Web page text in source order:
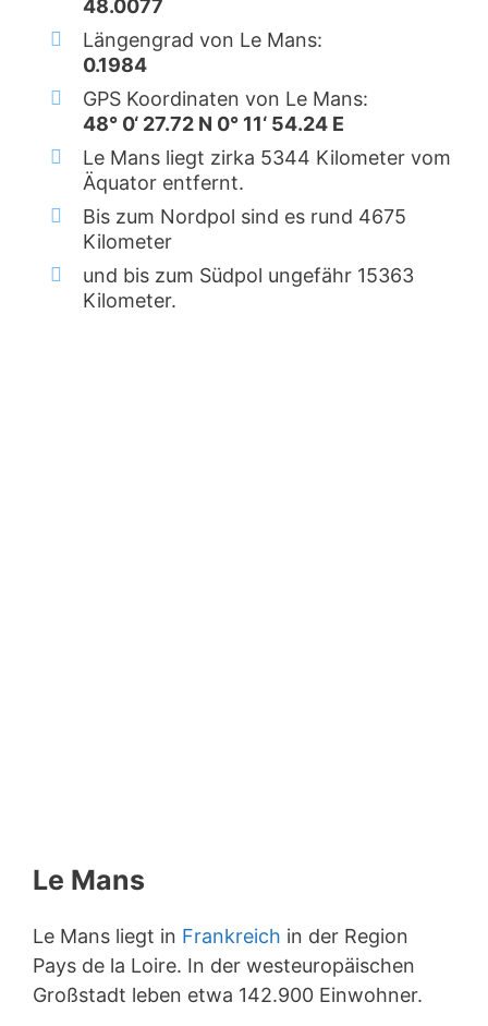
48.0077
Längengrad von Le Mans:
0.1984
GPS Koordinaten von Le Mans:
48° 0‘ 27.72 N 0° 11‘ 54.24 E
Le Mans liegt zirka 5344 Kilometer vom
Äquator entfernt.
Bis zum Nordpol sind es rund 4675
Kilometer
und bis zum Südpol ungefähr 15363
Kilometer.
Le Mans
Le Mans liegt in Frankreich in der Region
Pays de la Loire. In der westeuropäischen
Großstadt leben etwa 142.900 Einwohner.